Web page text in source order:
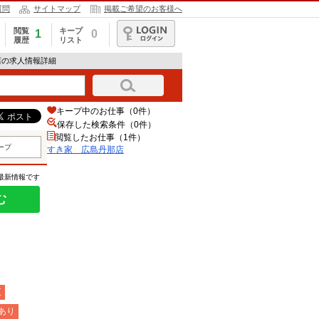
問 サイトマップ 掲載ご希望のお客様へ
閲覧
履歴
1
キープ
リスト
0
ログイン
求人情報詳細
プ
新情報です
り
キープ中のお仕事（0件）
保存した検索条件（0件）
閲覧したお仕事（1件）
すき家 広島丹那店